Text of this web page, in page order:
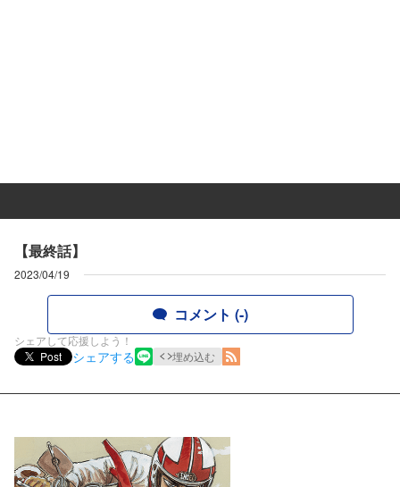
【最終話】
2023/04/19
コメント (-)
シェアして応援しよう！
Post
シェアする 埋め込む